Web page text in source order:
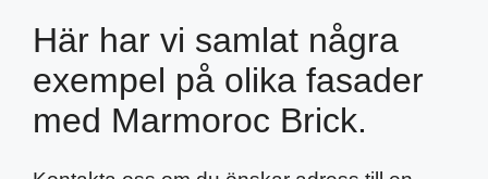
Här har vi samlat några
exempel på olika fasader
med Marmoroc Brick.